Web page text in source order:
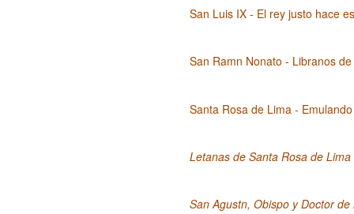
San Luis IX - El rey justo hace
San Ramn Nonato - Libranos
Santa Rosa de Lima -
Letanas de Santa Rosa de Lima
San Agustn, Obispo y Doctor de